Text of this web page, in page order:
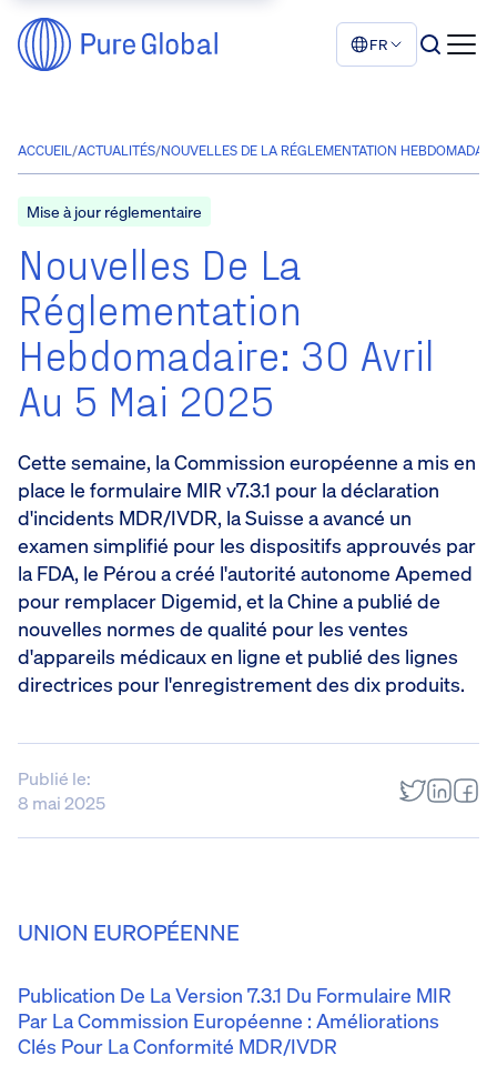
FR
ACCUEIL/ACTUALITÉS/NOUVELLES DE LA RÉGLEMENTATION
Mise à jour réglementaire
Nouvelles De La
Réglementation
Hebdomadaire: 30 Avril
Au 5 Mai 2025
Cette semaine, la Commission européenne a mis en
place le formulaire MIR v7.3.1 pour la déclaration
d'incidents MDR/IVDR, la Suisse a avancé un
examen simplifié pour les dispositifs approuvés par
la FDA, le Pérou a créé l'autorité autonome Apemed
pour remplacer Digemid, et la Chine a publié de
nouvelles normes de qualité pour les ventes
d'appareils médicaux en ligne et publié des lignes
directrices pour l'enregistrement des dix produits.
Publié le:
8 mai 2025
UNION EUROPÉENNE
Publication De La Version 7.3.1 Du Formulaire MIR
Par La Commission Européenne : Améliorations
Clés Pour La Conformité MDR/IVDR